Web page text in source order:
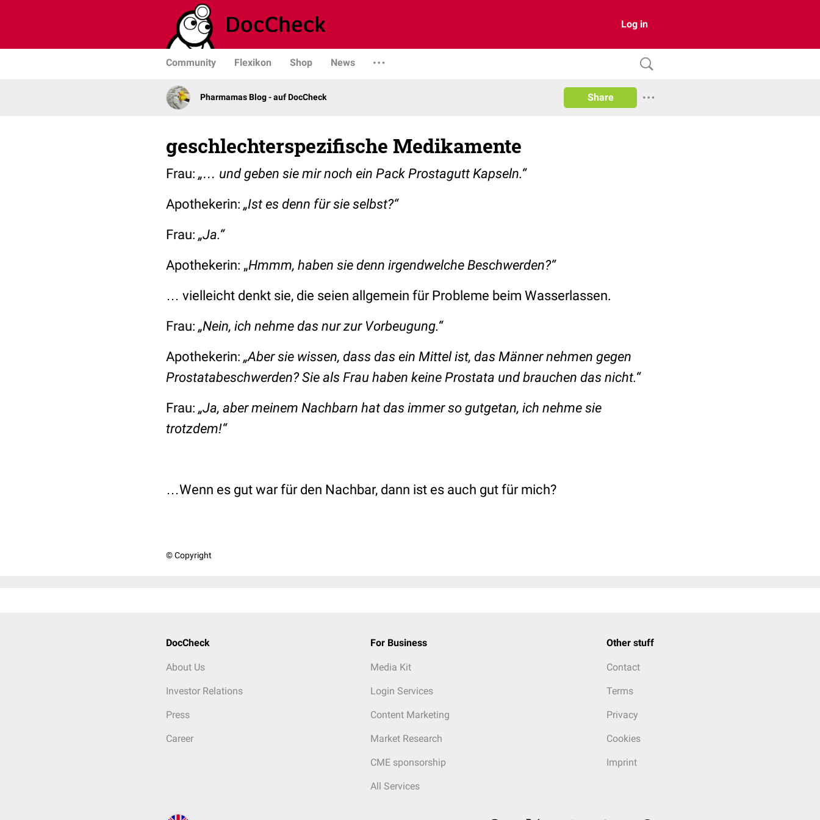
Log in
Community Flexikon Shop News
Pharmamas Blog - auf DocCheck Share
geschlechterspezifische Medikamente
Frau: „… und geben sie mir noch ein Pack Prostagutt Kapseln.“
Apothekerin: „Ist es denn für sie selbst?“
Frau: „Ja.“
Apothekerin: „Hmmm, haben sie denn irgendwelche Beschwerden?“
… vielleicht denkt sie, die seien allgemein für Probleme beim Wasserlassen.
Frau: „Nein, ich nehme das nur zur Vorbeugung.“
Apothekerin: „Aber sie wissen, dass das ein Mittel ist, das Männer nehmen gegen
Prostatabeschwerden? Sie als Frau haben keine Prostata und brauchen das nicht.“
Frau: „Ja, aber meinem Nachbarn hat das immer so gutgetan, ich nehme sie
trotzdem!“
…Wenn es gut war für den Nachbar, dann ist es auch gut für mich?
© Copyright
DocCheck
About Us
Investor Relations
Press
Career
For Business
Media Kit
Login Services
Content Marketing
Market Research
CME sponsorship
All Services
Other stuff
Contact
Terms
Privacy
Cookies
Imprint